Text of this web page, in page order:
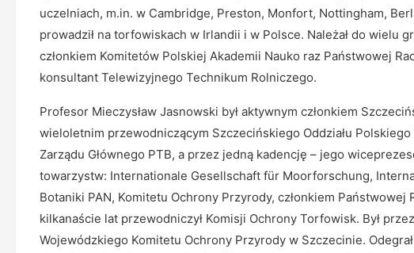
uczelniach, m.in. w Cambridge, Preston, Monfort, Nottingham,
prowadził na torfowiskach w Irlandii i w Polsce. Należał do wielu
członkiem Komitetów Polskiej Akademii Nauko raz Państwowej
konsultant Telewizyjnego Technikum Rolniczego.
Profesor Mieczysław Jasnowski był aktywnym członkiem
wieloletnim przewodniczącym Szczecińskiego Oddziału
Zarządu Głównego PTB, a przez jedną kadencję – jego
towarzystw: Internationale Gesellschaft für Moorforschung,
Botaniki PAN, Komitetu Ochrony Przyrody, członkiem
kilkanaście lat przewodniczył Komisji Ochrony Torfowisk. Był
Wojewódzkiego Komitetu Ochrony Przyrody w Szczecinie.